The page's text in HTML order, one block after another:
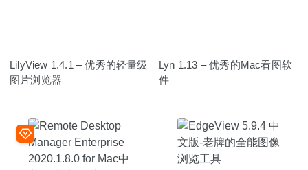
LilyView 1.4.1 – 优秀的轻量级
图片浏览器
Lyn 1.13 – 优秀的Mac看图软
件